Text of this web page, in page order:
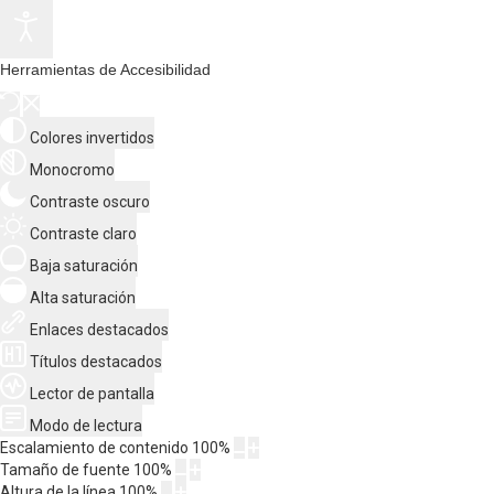
Herramientas de Accesibilidad
Colores invertidos
Monocromo
Contraste oscuro
Contraste claro
Baja saturación
Alta saturación
Enlaces destacados
Títulos destacados
Lector de pantalla
Modo de lectura
Escalamiento de contenido 100%
Tamaño de fuente 100%